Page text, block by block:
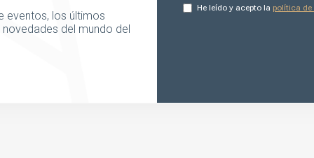
eventos, los últimos
del mundo del